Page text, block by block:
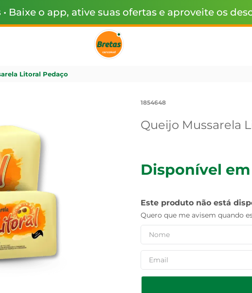
• Baixe o app, ative suas ofertas e aproveite os
Litoral Pedaço
1854648
Queijo Mussarela
Disponível
Este produto não está
Quero que me avisem quando